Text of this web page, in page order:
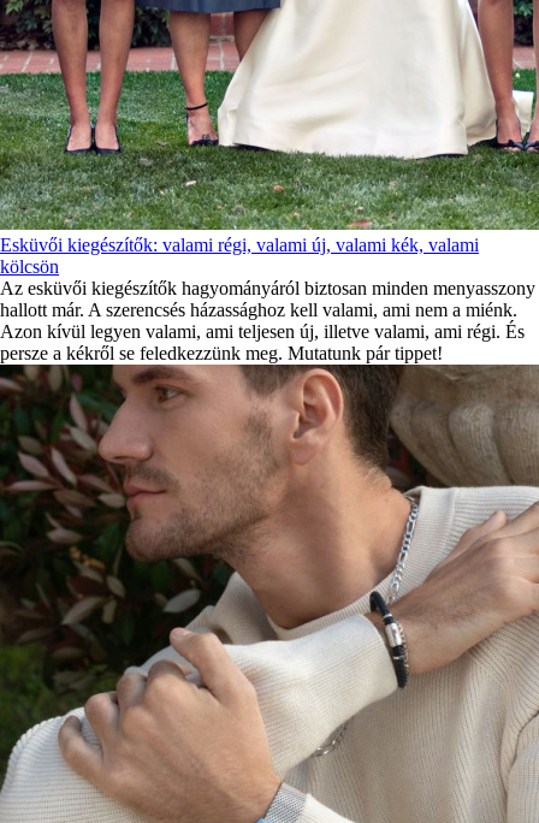
Esküvői kiegészítők: valami régi, valami új, valami kék, valami
kölcsön
Az esküvői kiegészítők hagyományáról biztosan minden menyasszony
hallott már. A szerencsés házassághoz kell valami, ami nem a miénk.
Azon kívül legyen valami, ami teljesen új, illetve valami, ami régi. És
persze a kékről se feledkezzünk meg. Mutatunk pár tippet!